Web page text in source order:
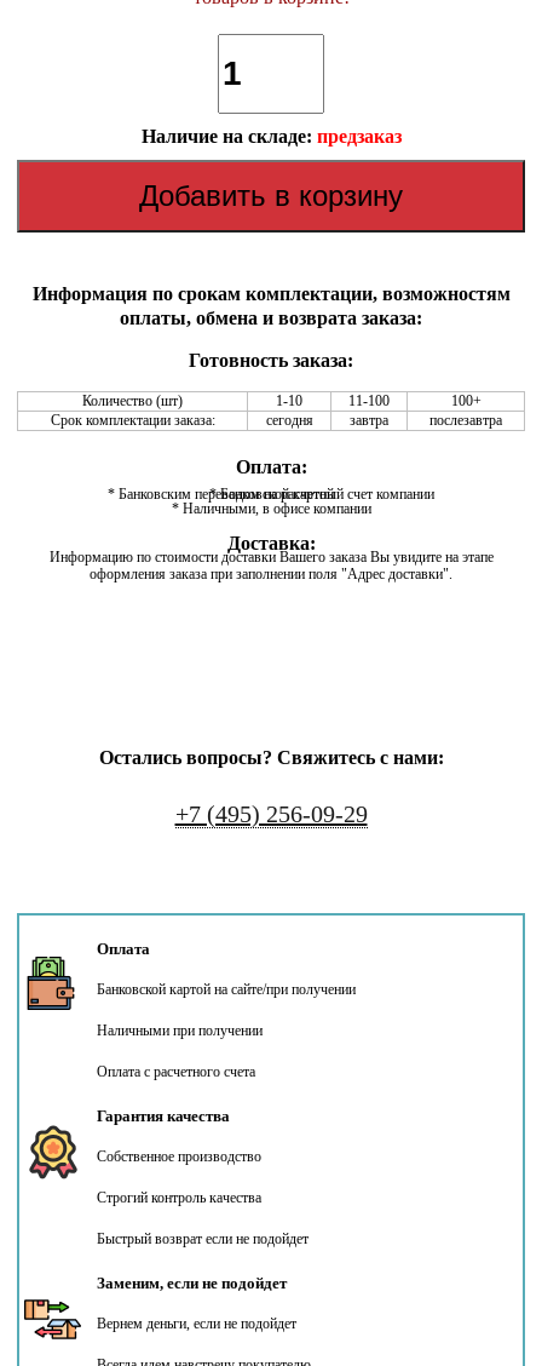
Наличие на складе: предзаказ
Информация по срокам комплектации, возможностям
оплаты, обмена и возврата заказа:
Готовность заказа:
Количество (шт) 1-10 11-100
100+
Срок комплектации заказа:
сегодня завтра послезавтра
Оплата:
* Банковским переводом на расчетный счет компании
* Банковской картой
* Наличными, в офисе компании
Доставка:
Информацию по стоимости доставки Вашего заказа Вы увидите на этапе
оформления заказа при заполнении поля "Адрес доставки".
Остались вопросы? Свяжитесь с нами:
+7 (495) 256-09-29
Оплата
Банковской картой на сайте/при получении
Наличными при получении
Оплата с расчетного счета
Гарантия качества
Собственное производство
Строгий контроль качества
Быстрый возврат если не подойдет
Заменим, если не подойдет
Вернем деньги, если не подойдет